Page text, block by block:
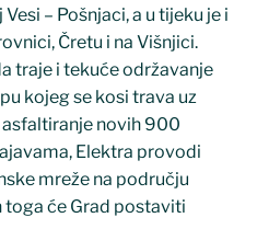
– Pošnjaci, a u tijeku je i
Čretu i na Višnjici.
traje i tekuće održavanje
kojeg se kosi trava uz
asfaltiranje novih 900
Elektra provodi
mreže na području
toga će Grad postaviti